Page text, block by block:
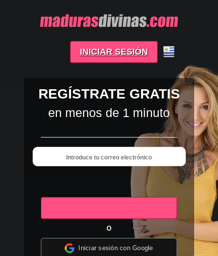
INICIAR SESIÓN
REGÍSTRATE GRATIS
en menos de 1 minuto
O
Iniciar sesión con Google